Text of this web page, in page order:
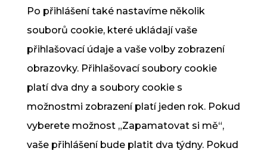
Po přihlášení také nastavíme několik
souborů cookie, které ukládají vaše
přihlašovací údaje a vaše volby zobrazení
obrazovky. Přihlašovací soubory cookie
platí dva dny a soubory cookie s
možnostmi zobrazení platí jeden rok. Pokud
vyberete možnost „Zapamatovat si mě“,
vaše přihlášení bude platit dva týdny. Pokud